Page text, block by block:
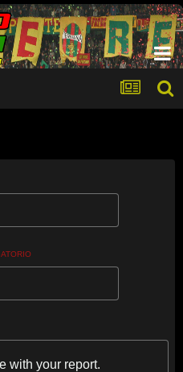
with your report.